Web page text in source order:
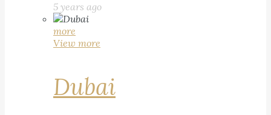
5 years ago
more
View more
Dubai